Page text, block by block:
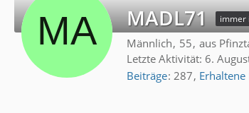
MADL71 immer
Männlich 55 aus
Letzte Aktivität: 6.
Beiträge 287 Erhaltene